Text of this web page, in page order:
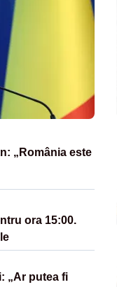
„România este
ora 15:00.
„Ar putea fi